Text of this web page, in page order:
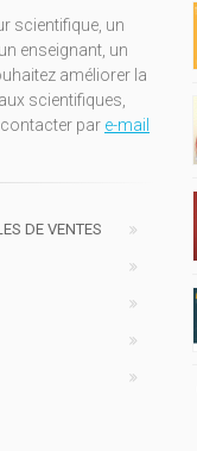
scientifique, un
enseignant, un
améliorer la
scientifiques,
par e-mail
DE VENTES